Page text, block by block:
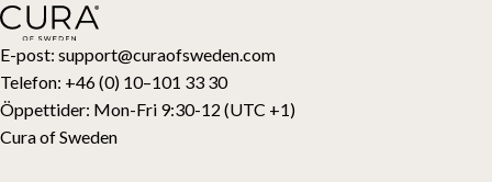
E-post: support@curaofsweden.com
Telefon: +46 (0) 10–101 33 30
Öppettider: Mon-Fri 9:30-12 (UTC +1)
Cura of Sweden
Bäddmadrasser
Presentkort